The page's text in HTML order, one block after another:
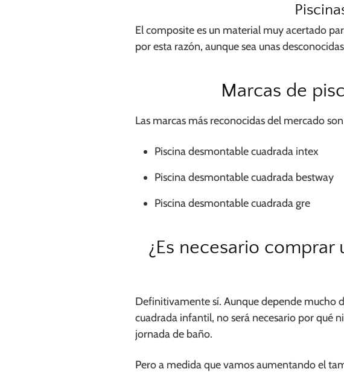
El composite es un material muy acertado
por esta razón, aunque sea unas
Marcas de
Las marcas más reconocidas del mercado
Piscina desmontable cuadrada intex
Piscina desmontable cuadrada bestway
Piscina desmontable cuadrada gre
¿Es necesario
Definitivamente sí. Aunque depende mucho
cuadrada infantil, no será necesario por qué
jornada de baño.
Pero a medida que vamos aumentando el